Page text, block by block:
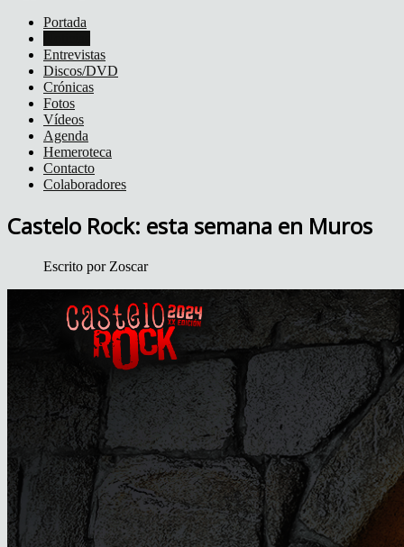
Portada
Entrevistas
Discos/DVD
Crónicas
Fotos
Vídeos
Agenda
Hemeroteca
Contacto
Colaboradores
Castelo Rock: esta semana en Muros
Escrito por Zoscar